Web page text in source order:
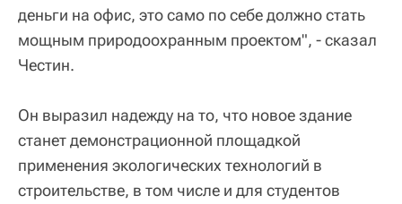
деньги на офис, это само по себе должно стать
мощным природоохранным проектом", - сказал
Честин.
Он выразил надежду на то, что новое здание
станет демонстрационной площадкой
применения экологических технологий в
строительстве, в том числе и для студентов